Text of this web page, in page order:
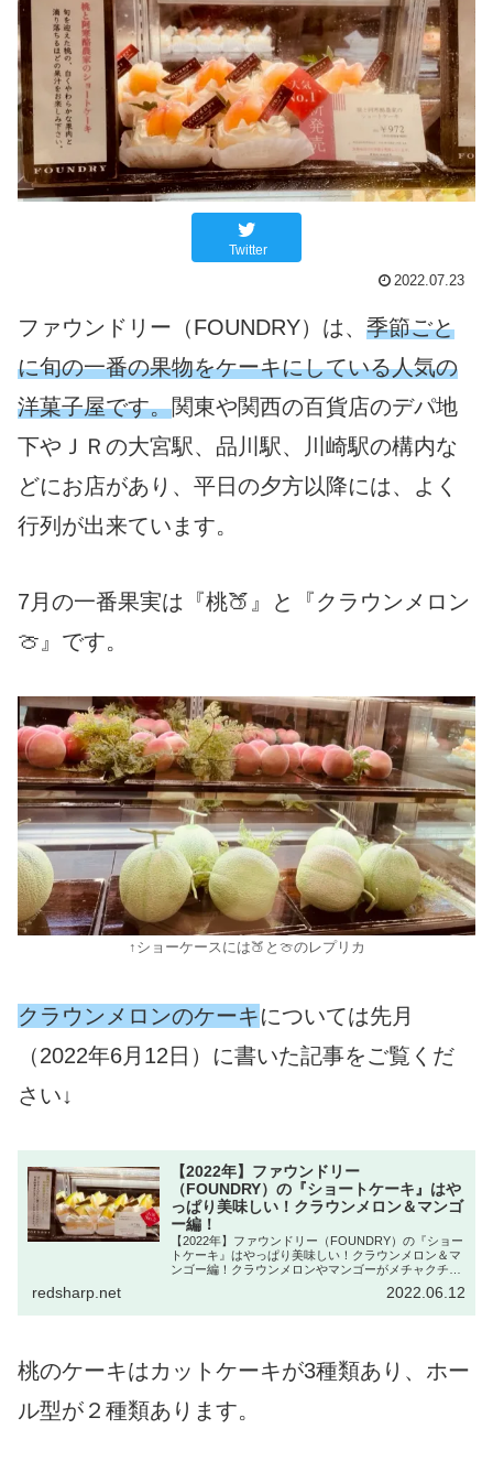
Twitter
2022.07.23
ファウンドリー（FOUNDRY）は、 季節ごと
に旬の一番の果物をケーキにしている人気の
洋菓子屋です。関東や関西の百貨店のデパ地
下やＪＲの大宮駅、品川駅、川崎駅の構内な
どにお店があり、平日の夕方以降には、よく
行列が出来ています。
7月の一番果実は『桃🍑』と『クラウンメロン
🍈』です。
↑ショーケースには🍑と🍈のレプリカ
クラウンメロンのケーキについては先月
（2022年6月12日）に書いた記事をご覧くだ
さい↓
【2022年】ファウンドリー
（FOUNDRY）の『ショートケーキ』はや
っぱり美味しい！クラウンメロン＆マンゴ
ー編！
【2022年】ファウンドリー（FOUNDRY）の『ショー
トケーキ』はやっぱり美味しい！クラウンメロン＆マ
ンゴー編！クラウンメロンやマンゴーがメチャクチャ
redsharp.net 2022.06.12
桃のケーキはカットケーキが3種類あり、ホー
ル型が２種類あります。